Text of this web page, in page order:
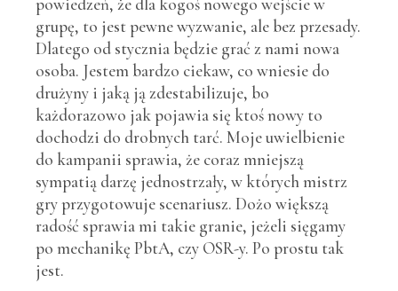
grupę, to jest pewne wyzwanie, ale bez przesady.
Dlatego od stycznia będzie grać z nami nowa
osoba. Jestem bardzo ciekaw, co wniesie do
drużyny i jaką ją zdestabilizuje, bo
każdorazowo jak pojawia się ktoś nowy to
dochodzi do drobnych tarć. Moje uwielbienie
do kampanii sprawia, że coraz mniejszą
sympatią darzę jednostrzały, w których mistrz
gry przygotowuje scenariusz. Dożo większą
radość sprawia mi takie granie, jeżeli sięgamy
po mechanikę PbtA, czy OSR-y. Po prostu tak
jest.